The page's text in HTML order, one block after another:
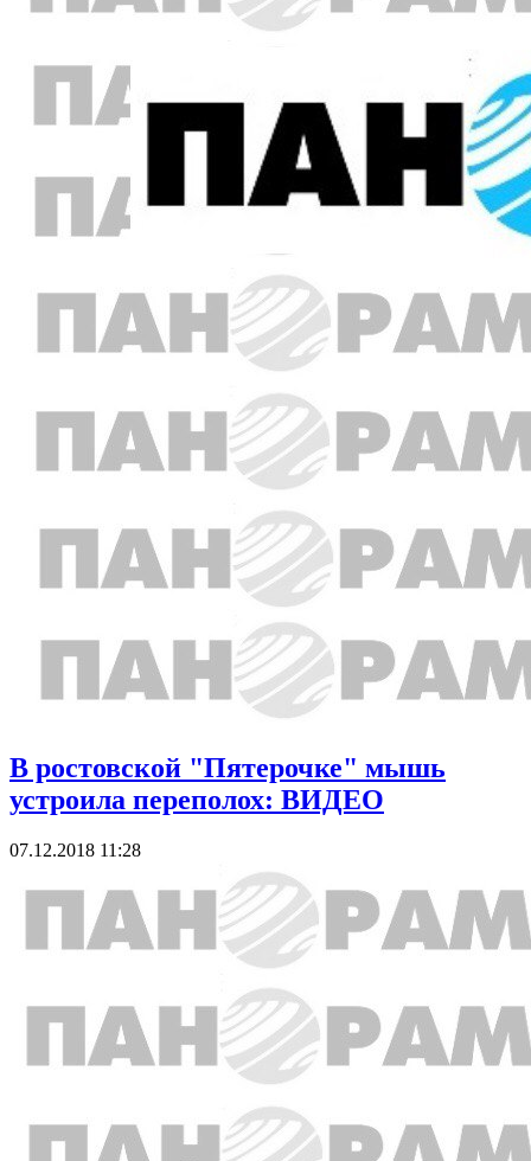
В ростовской "Пятерочке" мышь
устроила переполох: ВИДЕО
07.12.2018 11:28